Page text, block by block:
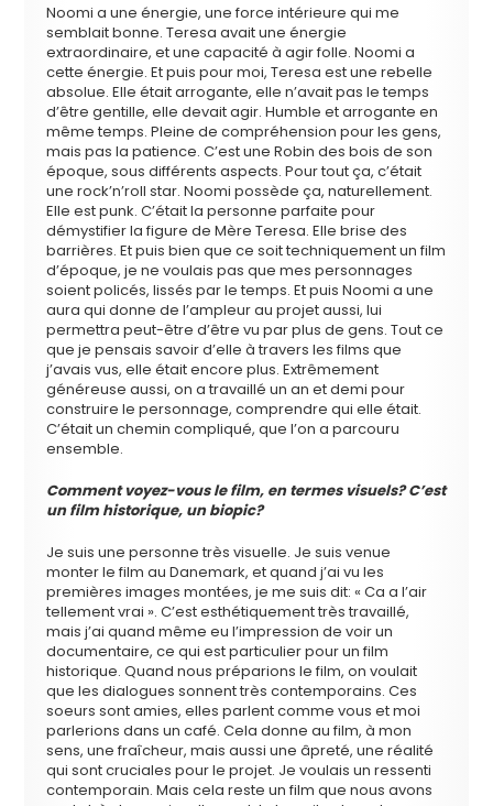
Noomi a une énergie, une force intérieure qui me
semblait bonne. Teresa avait une énergie
extraordinaire, et une capacité à agir folle. Noomi a
cette énergie. Et puis pour moi, Teresa est une rebelle
absolue. Elle était arrogante, elle n’avait pas le temps
d’être gentille, elle devait agir. Humble et arrogante en
même temps. Pleine de compréhension pour les gens,
mais pas la patience. C’est une Robin des bois de son
époque, sous différents aspects. Pour tout ça, c’était
une rock’n’roll star. Noomi possède ça, naturellement.
Elle est punk. C’était la personne parfaite pour
démystifier la figure de Mère Teresa. Elle brise des
barrières. Et puis bien que ce soit techniquement un film
d’époque, je ne voulais pas que mes personnages
soient policés, lissés par le temps. Et puis Noomi a une
aura qui donne de l’ampleur au projet aussi, lui
permettra peut-être d’être vu par plus de gens. Tout ce
que je pensais savoir d’elle à travers les films que
j’avais vus, elle était encore plus. Extrêmement
généreuse aussi, on a travaillé un an et demi pour
construire le personnage, comprendre qui elle était.
C’était un chemin compliqué, que l’on a parcouru
ensemble.
Comment voyez-vous le film, en termes visuels? C’est
un film historique, un biopic?
Je suis une personne très visuelle. Je suis venue
monter le film au Danemark, et quand j’ai vu les
premières images montées, je me suis dit: « Ca a l’air
tellement vrai ». C’est esthétiquement très travaillé,
mais j’ai quand même eu l’impression de voir un
documentaire, ce qui est particulier pour un film
historique. Quand nous préparions le film, on voulait
que les dialogues sonnent très contemporains. Ces
soeurs sont amies, elles parlent comme vous et moi
parlerions dans un café. Cela donne au film, à mon
sens, une fraîcheur, mais aussi une âpreté, une réalité
qui sont cruciales pour le projet. Je voulais un ressenti
contemporain. Mais cela reste un film que nous avons